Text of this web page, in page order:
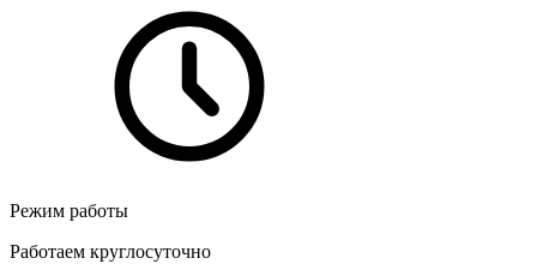
Режим работы
Работаем круглосуточно